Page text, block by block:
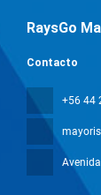
RaysGo
Contacto
+56 44